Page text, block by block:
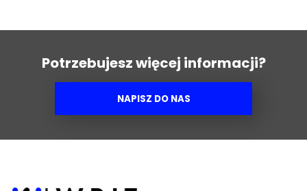
Potrzebujesz więcej informacji?
NAPISZ DO NAS